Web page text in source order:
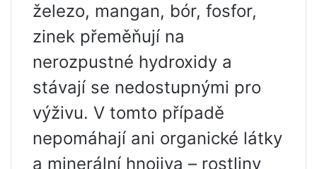
železo, mangan, bór, fosfor,
zinek přeměňují na
nerozpustné hydroxidy a
stávají se nedostupnými pro
výživu. V tomto případě
nepomáhají ani organické látky
a minerální hnojiva – rostliny